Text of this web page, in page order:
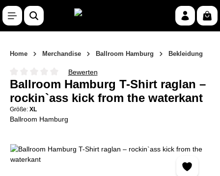
Zum Hauptinhalt springen
Home Merchandise Ballroom Hamburg Bekleidung
Durchschnittliche Bewertung von 0 von 5 Sternen
Bewerten
Ballroom Hamburg T-Shirt raglan –
rockin`ass kick from the waterkant
Größe: XL
Ballroom Hamburg
Bildergalerie überspringen